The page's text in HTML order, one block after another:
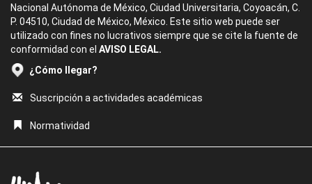
Nacional Autónoma de México, Ciudad Universitaria, Coyoacán, C.
P. 04510, Ciudad de México, México. Este sitio web puede ser
utilizado con fines no lucrativos siempre que se cite la fuente de
conformidad con el AVISO LEGAL.
¿Cómo llegar?
Suscripción a actividades académicas
Normatividad